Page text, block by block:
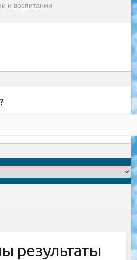
и воспитании
результаты